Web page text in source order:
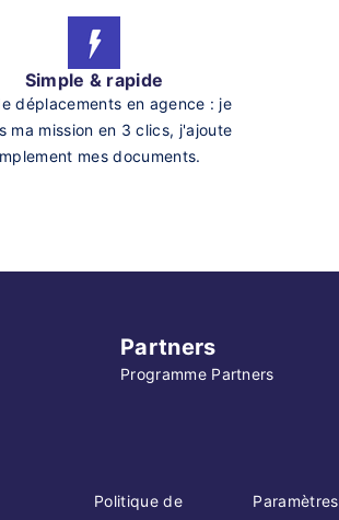
Simple & rapide
déplacements en agence : je
ma mission en 3 clics, j'ajoute
mes documents.
Partners
Programme Partners
Politique de